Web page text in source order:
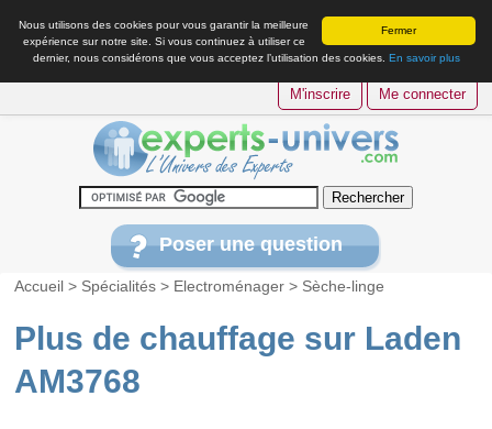
Fermer
Nous utilisons des cookies pour vous garantir la meilleure
expérience sur notre site. Si vous continuez à utiliser ce
dernier, nous considérons que vous acceptez l’utilisation des cookies. En savoir plus
M'inscrire Me connecter
Poser une question
Accueil > Spécialités > Electroménager > Sèche-linge
Plus de chauffage sur Laden
AM3768